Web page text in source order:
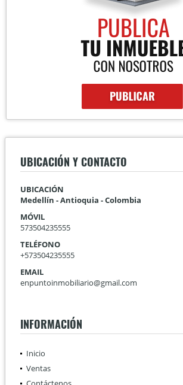
UBICACIÓN Y CONTACTO
UBICACIÓN
Medellín - Antioquia - Colombia
MÓVIL
573504235555
TELÉFONO
+573504235555
EMAIL
enpuntoinmobiliario@gmail.com
INFORMACIÓN
Inicio
Ventas